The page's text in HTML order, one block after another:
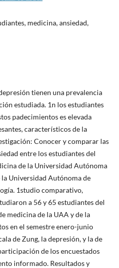
medicina, ansiedad,
tienen una prevalencia
estudiada. 1n los estudiantes
padecimientos es elevada
característicos de la
Conocer y comparar las
entre los estudiantes del
de la Universidad Autónoma
la Universidad Autónoma de
1studio comparativo,
a 56 y 65 estudiantes del
medicina de la UAA y de la
en el semestre enero-junio
de Zung, la depresión, y la de
de los encuestados
informado. Resultados y